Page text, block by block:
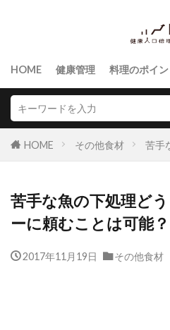
HOME 健康管理 料理のポイン
HOME その他食材 苦手
苦手な魚の下処理ど
ーに頼むことは可能？
2017年11月19日 その他食材